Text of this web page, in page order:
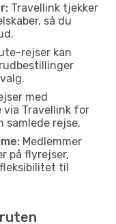
Travellink tjekker
så du
rejser kan
med
via Travellink for
samlede rejse.
Medlemmer
på flyrejser,
til